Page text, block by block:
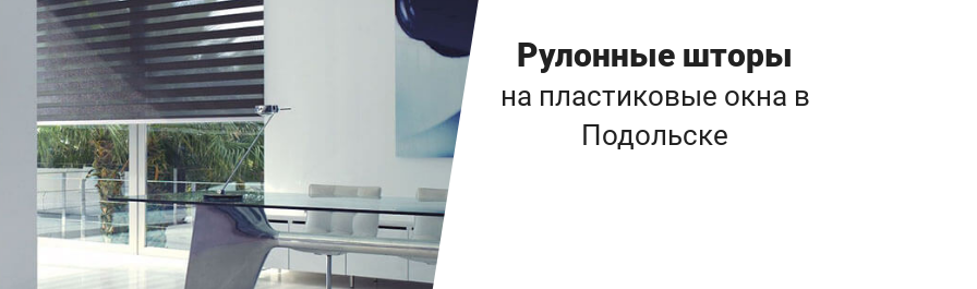
Рулонные шторы
на пластиковые окна в
Подольске